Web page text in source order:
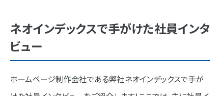
ネオインデックスで手がけた社員インタ
ビュー
ホームページ制作会社である弊社ネオインデックスで手が